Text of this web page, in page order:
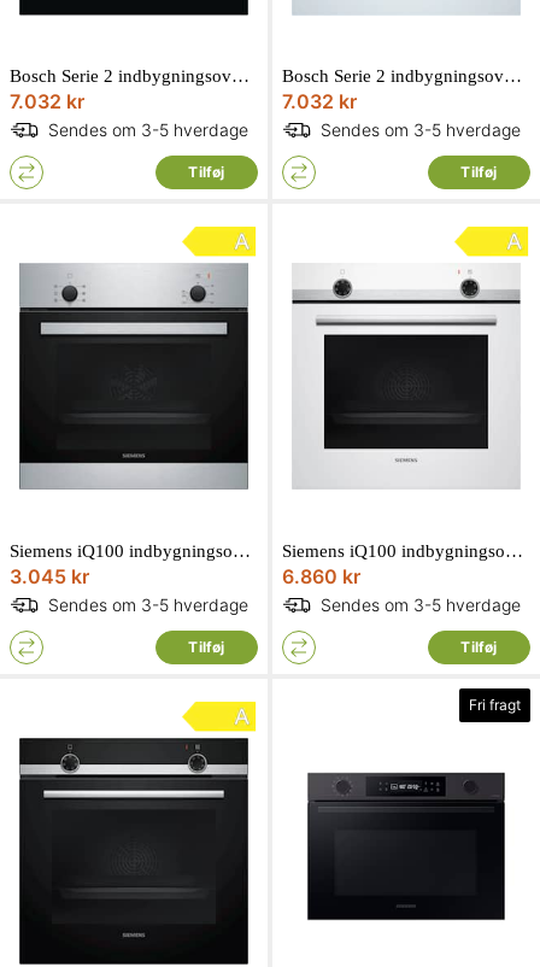
Bosch Serie 2 indbygningsovn sort EcoClean 71L 3400W HBA530BB0S
7.032 kr
Sendes om 3-5 hverdage
Tilføj
Bosch Serie 2 indbygningsovn hvid EcoClean 71L 3400W HBA530BW0S
7.032 kr
Sendes om 3-5 hverdage
Tilføj
Siemens iQ100 indbygningsovn rustfri 66L 60 x 60 cm HB010FBR1S
3.045 kr
Sendes om 3-5 hverdage
Tilføj
Siemens iQ100 indbygningsovn hvid 71L 60 x 60 cm HB510ABV0S
6.860 kr
Sendes om 3-5 hverdage
Tilføj
Fri fragt